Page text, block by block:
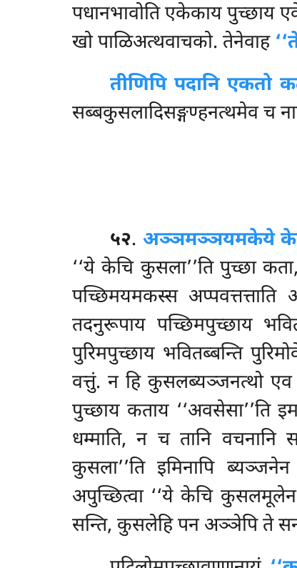
पधानभावोति एकेकाय पुच्छाय
खो पाळिअत्थवाचको. तेनेवाह
तीणिपि पदानि एकतो
सब्बकुसलादिसङ्गण्हनत्थमेव च
५२. अञ्ञमञ्ञयमकेये
‘‘ये केचि कुसला’’ति पुच्छा
पच्छिमयमकस्स अप्पवत्तत्ताति
तदनुरूपाय पच्छिमपुच्छाय
पुरिमपुच्छाय भवितब्बन्ति
वत्तुं. न हि कुसलब्यञ्जनत्थो
पुच्छाय कताय ‘‘अवसेसा’’ति
धम्माति, न च तानि वचनानि
कुसला’’ति इमिनापि
अपुच्छित्वा ‘‘ये केचि
सन्ति, कुसलेहि पन अञ्ञेपि ते